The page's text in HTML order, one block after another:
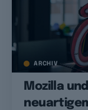
ARCHIV
Mozilla